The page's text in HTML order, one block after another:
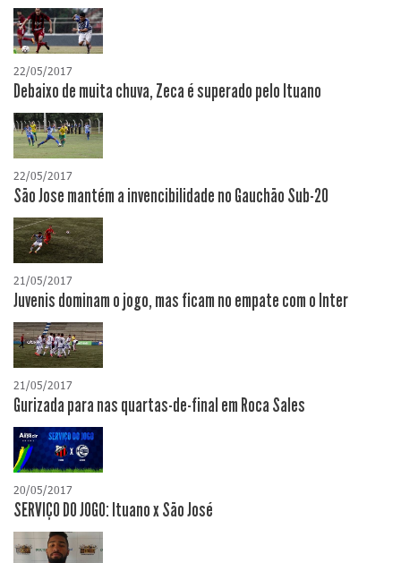
22/05/2017
Debaixo de muita chuva, Zeca é superado pelo Ituano
22/05/2017
São Jose mantém a invencibilidade no Gauchão Sub-20
21/05/2017
Juvenis dominam o jogo, mas ficam no empate com o Inter
21/05/2017
Gurizada para nas quartas-de-final em Roca Sales
20/05/2017
SERVIÇO DO JOGO: Ituano x São José